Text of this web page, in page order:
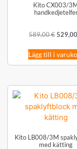
Kito CX003/
589,00€529,00
Lägg till i
Kito LB008/3M
med kätting